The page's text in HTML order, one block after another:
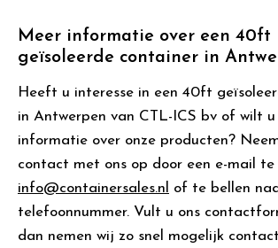
Meer informatie over een 40ft
geïsoleerde container in
Heeft u interesse in een 40ft
in Antwerpen van CTL-ICS bv of wilt u
informatie over onze producten?
contact met ons op door een e-mail
info@containersales.nl
of te bellen
telefoonnummer. Vult u ons
dan nemen wij zo snel mogelijk